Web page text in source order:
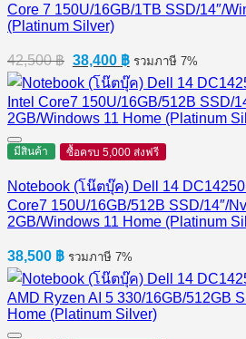
Core 7 150U/16GB/1TB SSD/14″/
(Platinum Silver)
42,500฿ Original
price
was:
42,500 ฿.
38,400 ฿Current
price
is:
38,400 ฿.
รวมภาษี 7%
มีสินค้า ซื้อครบ 5,000 ส่งฟรี
Notebook (โน๊ตบุ๊ค) Dell 14
Core7 150U/16GB/512B SSD/14″/
2GB/Windows 11 Home (Platinum
38,500 ฿ รวมภาษี 7%